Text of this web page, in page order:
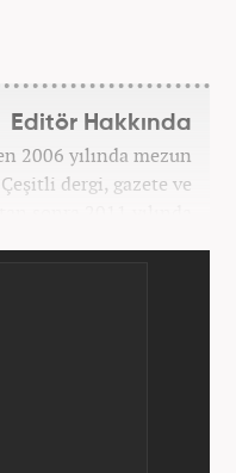
Editör Hakkında
2006 yılında mezun
dergi, gazete ve
sonra 2011 yılında